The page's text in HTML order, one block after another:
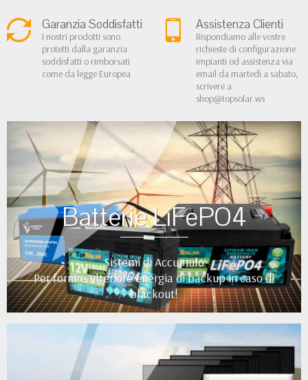
Garanzia Soddisfatti
I nostri prodotti sono
protetti dalla garanzia
soddisfatti o rimborsati
come da legge Europea
Assistenza Clienti
Rispondiamo alle vostre
richieste di configurazione
impianti od assistenza via
email da martedì a sabato,
scrivere a
shop@topsolar.ws
Batterie LiFePO4
Sistemi di Accumulo
Per fornire ulteriore energia di backup in caso di
blackout!